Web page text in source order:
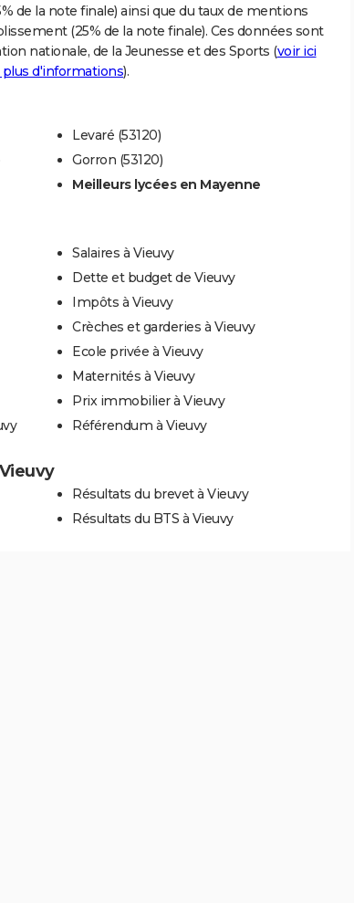
de la note finale) ainsi que du taux de mentions
(25% de la note finale). Ces données sont
nationale, de la Jeunesse et des Sports (voir ici
d'informations).
Levaré (53120)
Gorron (53120)
Meilleurs lycées en Mayenne
Salaires à Vieuvy
Dette et budget de Vieuvy
Impôts à Vieuvy
Crèches et garderies à Vieuvy
Ecole privée à Vieuvy
Maternités à Vieuvy
Prix immobilier à Vieuvy
Référendum à Vieuvy
Résultats du brevet à Vieuvy
Résultats du BTS à Vieuvy